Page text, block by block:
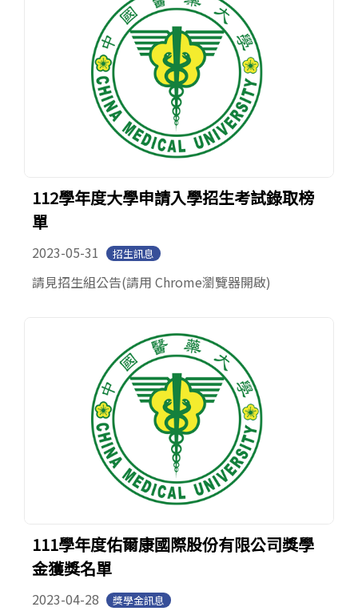
112學年度大學申請入學招生考試錄取榜
單
2023-05-31 招生訊息
請見招生組公告(請用 Chrome瀏覽器開啟)
111學年度佑爾康國際股份有限公司獎學
金獲獎名單
2023-04-28 獎學金訊息